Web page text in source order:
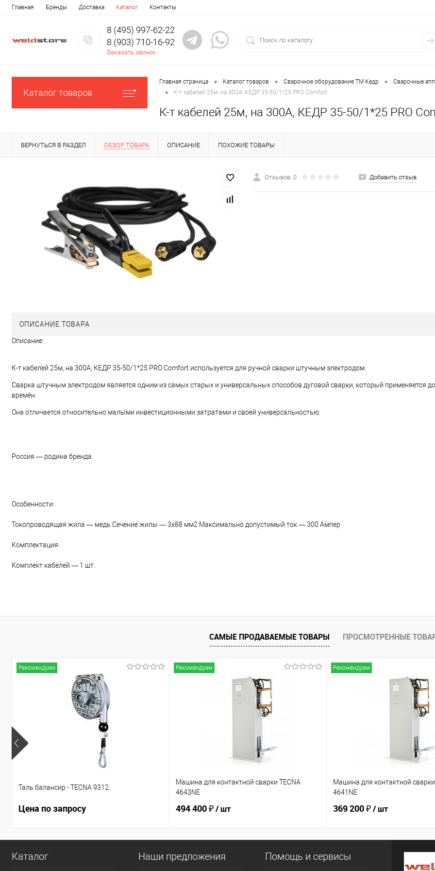
Главная Бренды Доставка Каталог Контакты
8 (495) 997-62-22
8 (903) 710-16-92
Заказать звонок
Каталог товаров
Главная страница • Каталог товаров • Сварочное оборудование ТМ Кедр • Сварочные
• К-т кабелей 25м, на 300А, КЕДР 35-50/1*25 PRO Comfort
К-т кабелей 25м, на 300А, КЕДР 35-50/1*25 PRO
ВЕРНУТЬСЯ В РАЗДЕЛ ОБЗОР ТОВАРА ОПИСАНИЕ ПОХОЖИЕ ТОВАРЫ
Отзывов: 0 Добавить отзыв
ОПИСАНИЕ ТОВАРА
Описание:
К-т кабелей 25м, на 300А, КЕДР 35-50/1*25 PRO Comfort используется для ручной сварки штучным электродом.
Сварка штучным электродом является одним из самых старых и универсальных способов дуговой сварки, который применяется
времён.
Она отличается относительно малыми инвестиционными затратами и своей универсальностью.
Россия — родина бренда.
Особенности:
Токопроводящая жила — медь Сечение жилы — 3х88 мм2 Максимально допустимый ток — 300 Ампер
Комплектация:
Комплект кабелей — 1 шт.
САМЫЕ ПРОДАВАЕМЫЕ ТОВАРЫ ПРОСМОТРЕННЫЕ
Рекомендуем
Таль балансир - TECNA 9312
Цена по запросу
Рекомендуем
Машина для контактной сварки TECNA
4643NE
494 400 ₽/ шт
Рекомендуем
Машина для контактной сварки
4641NE
369 200 ₽/ шт
Каталог Наши предложения Помощь и сервисы